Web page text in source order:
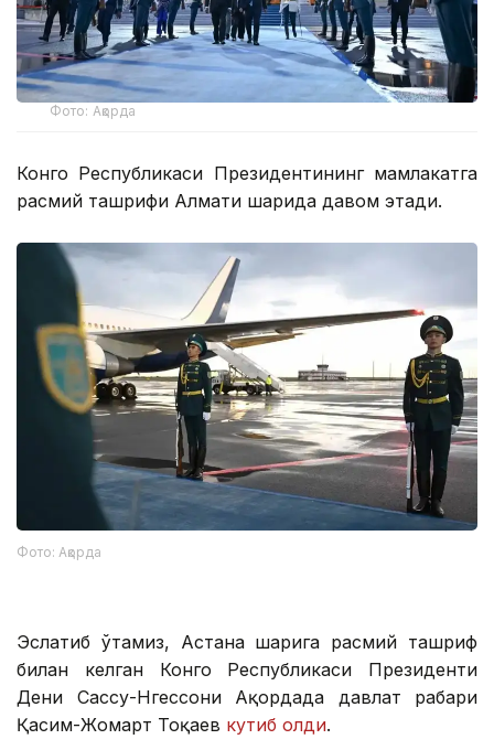
Фото: Ақорда
Конго Республикаси Президентининг мамлакатга
расмий ташрифи Алмати шаҳрида давом этади.
Фото: Ақорда
Эслатиб ўтамиз, Астана шаҳрига расмий ташриф
билан келган Конго Республикаси Президенти
Дени Сассу-Нгессони Ақордада давлат раҳбари
Қасим-Жомарт Тоқаев кутиб олди.